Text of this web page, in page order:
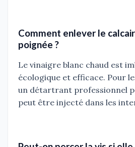
Comment enlever le
poignée ?
Le vinaigre blanc chaud est
écologique et efficace. Pour
un détartrant professionnel
peut être injecté dans les